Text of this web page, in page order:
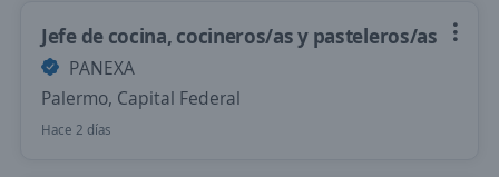
Jefe de cocina, cocineros/as y pasteleros/as
PANEXA
Palermo, Capital Federal
Hace 2 días